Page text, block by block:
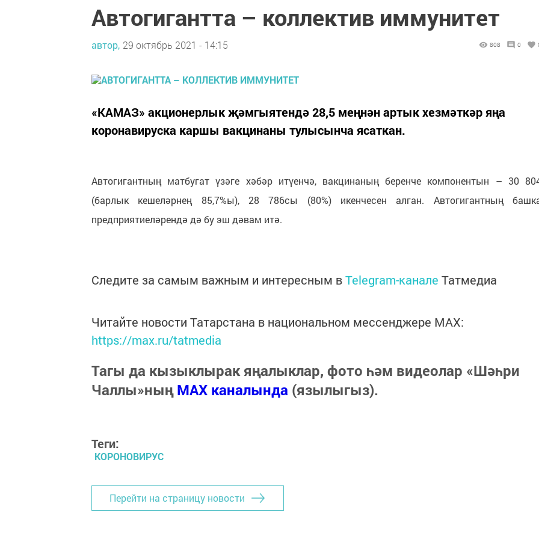
Автогигантта – коллектив иммунитет
автор, 29 октябрь 2021 - 14:15 808 0
«КАМАЗ» акционерлык җәмгыятендә 28,5 меңнән артык хезмәткәр яңа
коронавируска каршы вакцинаны тулысынча ясаткан.
Автогигантның матбугат үзәге хәбәр итүенчә, вакцинаның беренче компонентын – 30
(барлык кешеләрнең 85,7%ы), 28 786сы (80%) икенчесен алган. Автогигантның
предприятиеләрендә дә бу эш дәвам итә.
Следите за самым важным и интересным вTelegram-канале Татмедиа
Читайте новости Татарстана в национальном мессенджере MАХ:
https://max.ru/tatmedia
Тагы да кызыклырак яңалыклар, фото һәм видеолар «Шәһри
Чаллы»ныңMAX каналында (язылыгыз).
Теги:
КОРОНОВИРУС
Перейти на страницу новости